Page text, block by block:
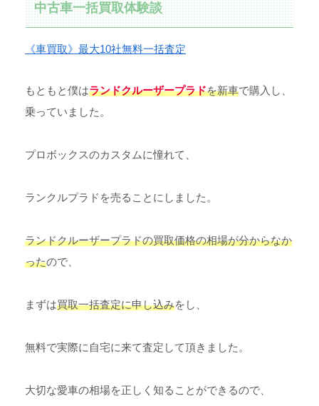
中古車一括買取体験談
《車買取》最大10社無料一括査定
もともと僕はランドクルーザープラドを新車で購入し、
乗っていました。
プロボックスのカスタムに憧れて、
ランクルプラドを売ることにしました。
ランドクルーザープラドの買取価格の相場が分からなか
ったので、
まずは買取一括査定に申し込みをし、
無料で実際に自宅に来て査定して頂きました。
大切な愛車の相場を正しく知ることができるので、